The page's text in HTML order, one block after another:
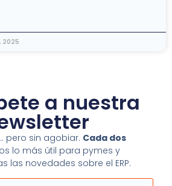
2025
a nuestra
pero sin agobiar. Cada dos
lo más útil para pymes y
las novedades sobre el ERP.